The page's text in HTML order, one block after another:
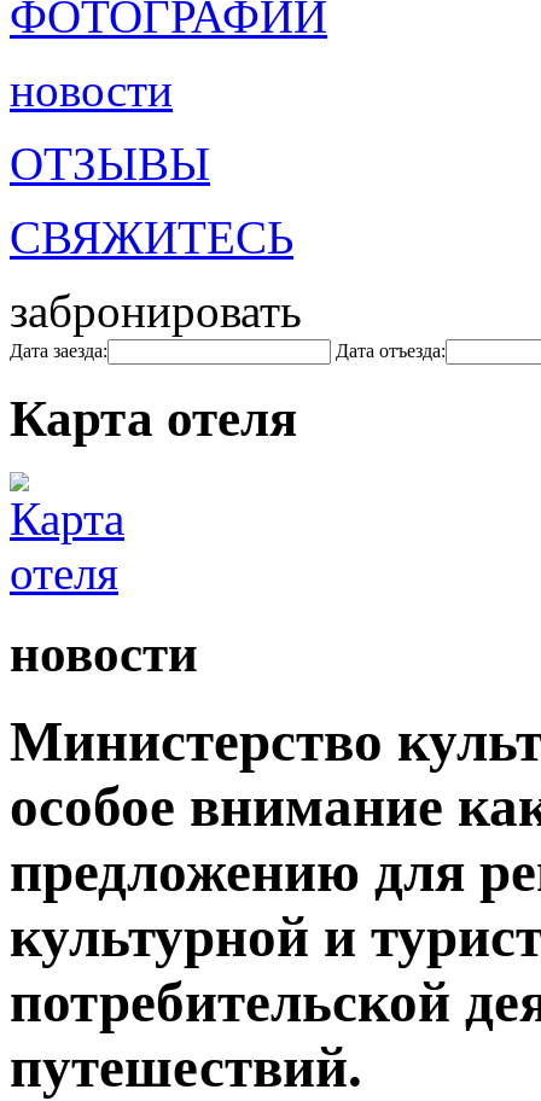
ФОТОГРАФИИ
новости
ОТЗЫВЫ
СВЯЖИТЕСЬ
забронировать
Дата заезда: Дата отъезда:
Карта отеля
новости
Министерство
особое внимание
предложению для
культурной и
потребительской
путешествий.